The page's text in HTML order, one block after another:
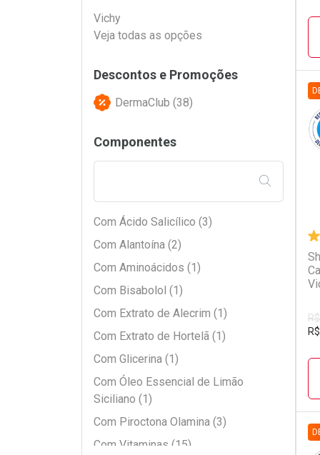
R$
Vichy
Veja todas as opções
Descontos e Promoções
DermaClub (38)
Componentes
FILTRAR
Com Ácido Salicílico (3)
Com Alantoína (2)
Com Aminoácidos (1)
Com Bisabolol (1)
Com Extrato de Alecrim (1)
Com Extrato de Hortelã (1)
Com Glicerina (1)
Com Óleo Essencial de Limão
Siciliano (1)
Com Piroctona Olamina (3)
Com Vitaminas (15)